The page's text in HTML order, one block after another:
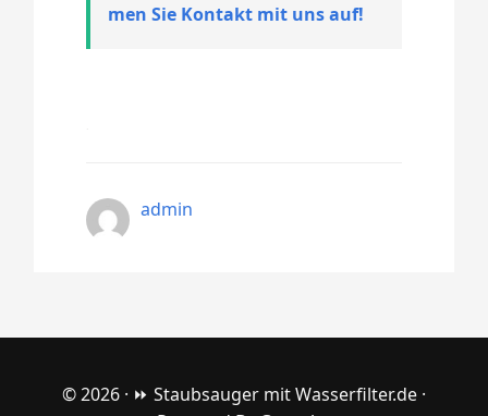
men Sie Kontakt mit uns auf!
admin
© 2026 · ⏩ Staubsauger mit Wasserfilter.de ·